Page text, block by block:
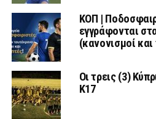
ΚΟΠ |
εγγράφονται
(κανονισμοί
Οι τρεις (3)
Κ17